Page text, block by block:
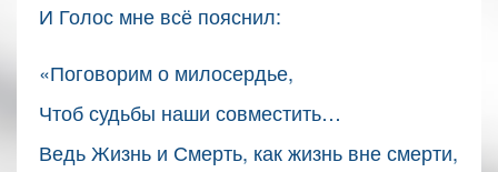
И Голос мне всё пояснил:
«Поговорим о милосердье,
Чтоб судьбы наши совместить…
Ведь Жизнь и Смерть, как жизнь вне смерти,